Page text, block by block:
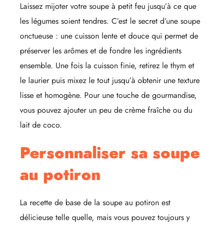
Laissez mijoter votre soupe à petit feu jusqu’à ce que
les légumes soient tendres. C’est le secret d’une soupe
onctueuse : une cuisson lente et douce qui permet de
préserver les arômes et de fondre les ingrédients
ensemble. Une fois la cuisson finie, retirez le thym et
le laurier puis mixez le tout jusqu’à obtenir une texture
lisse et homogène. Pour une touche de gourmandise,
vous pouvez ajouter un peu de crème fraîche ou du
lait de coco.
Personnaliser sa soupe
au potiron
La recette de base de la soupe au potiron est
délicieuse telle quelle, mais vous pouvez toujours y